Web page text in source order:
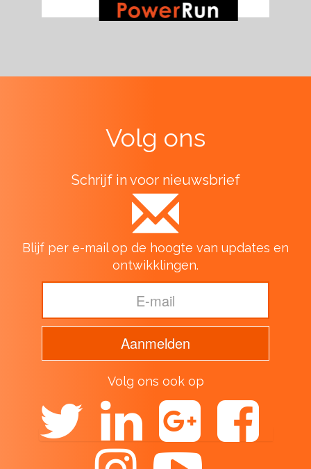
Volg ons
Schrijf in voor nieuwsbrief
Blijf per e-mail op de hoogte van updates en
ontwikklingen.
Volg ons ook op